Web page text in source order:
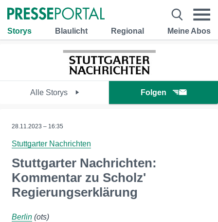
Storys Blaulicht Regional Meine Abos
Alle Storys Folgen
28.11.2023 – 16:35
Stuttgarter Nachrichten
Stuttgarter Nachrichten:
Kommentar zu Scholz'
Regierungserklärung
Berlin (ots)